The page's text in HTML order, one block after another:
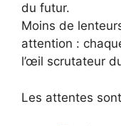
du futur.
Moins de
attention :
l’œil scrutateur
Les attentes